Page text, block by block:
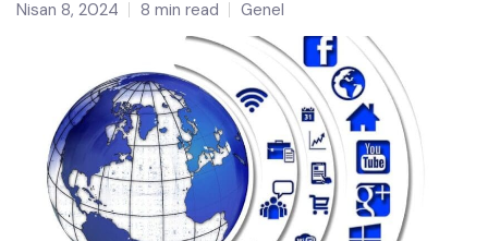
Nisan 8, 2024 8 min read Genel